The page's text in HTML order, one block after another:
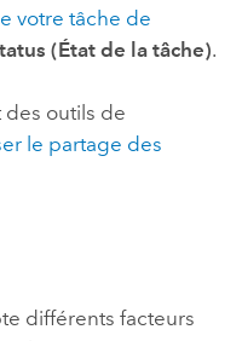
votre tâche de
(État de la tâche).
des outils de
le partage des
différents facteurs